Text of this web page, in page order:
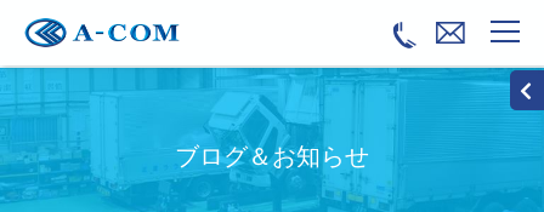
ブログ＆お知らせ